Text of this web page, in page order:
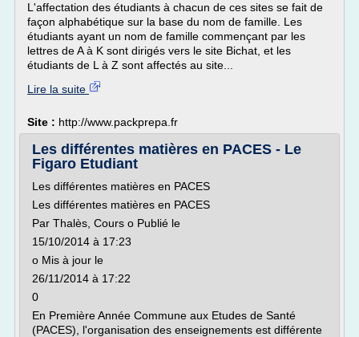
L'affectation des étudiants à chacun de ces sites se fait de
façon alphabétique sur la base du nom de famille. Les
étudiants ayant un nom de famille commençant par les
lettres de A à K sont dirigés vers le site Bichat, et les
étudiants de L à Z sont affectés au site...
Lire la suite
Site : http://www.packprepa.fr
Les différentes matières en PACES - Le
Figaro Etudiant
Les différentes matières en PACES
Les différentes matières en PACES
Par Thalès, Cours o Publié le
15/10/2014 à 17:23
o Mis à jour le
26/11/2014 à 17:22
0
En Première Année Commune aux Etudes de Santé
(PACES), l'organisation des enseignements est différente